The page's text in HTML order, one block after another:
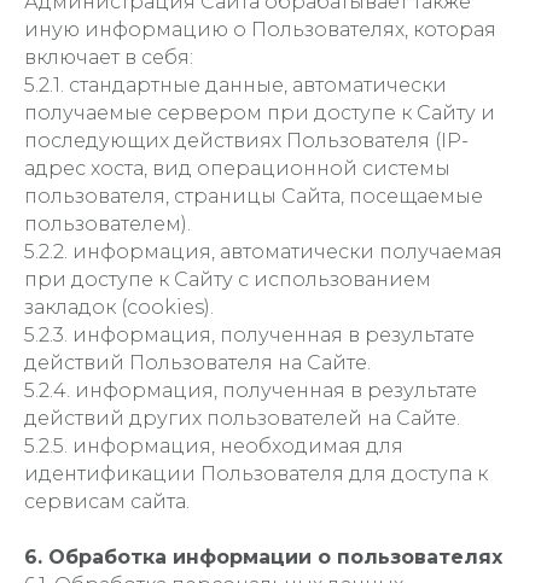
иную информацию о Пользователях, которая
включает в себя:
5.2.1. стандартные данные, автоматически
получаемые сервером при доступе к Сайту и
последующих действиях Пользователя (IP-
адрес хоста, вид операционной системы
пользователя, страницы Сайта, посещаемые
пользователем).
5.2.2. информация, автоматически получаемая
при доступе к Сайту с использованием
закладок (cookies).
5.2.3. информация, полученная в результате
действий Пользователя на Сайте.
5.2.4. информация, полученная в результате
действий других пользователей на Сайте.
5.2.5. информация, необходимая для
идентификации Пользователя для доступа к
сервисам сайта.
6. Обработка информации о пользователях